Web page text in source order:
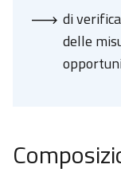
di
delle